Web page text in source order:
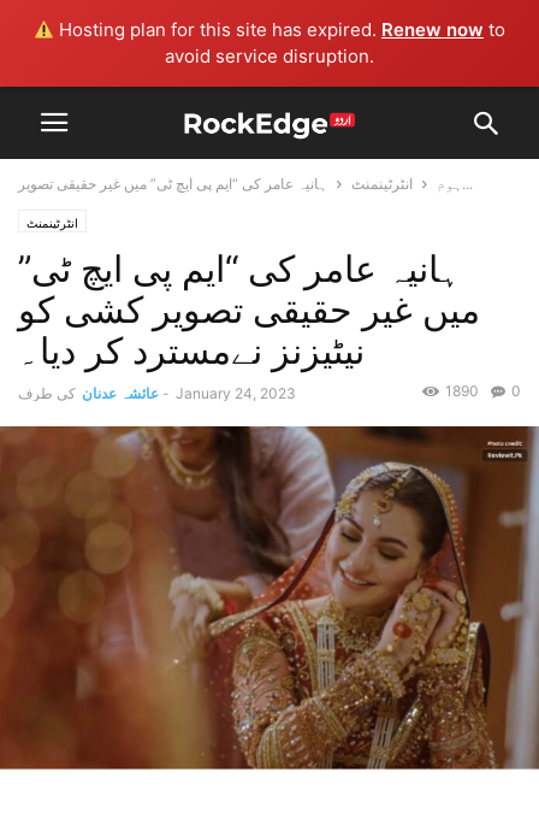
Hosting plan for this site has expired. Renew now to
avoid service disruption.
ہوم انٹرٹینمنٹ ہانیہ عامر کی “ایم پی ایچ ٹی” میں غیر حقیقی تصویر...
انٹرٹینمنٹ
ہانیہ عامر کی “ایم پی ایچ ٹی”
میں غیر حقیقی تصویر کشی کو
نیٹیزنز نےمسترد کر دیا۔
کی طرف عائشہ عدنان - January 24, 2023 0
1890